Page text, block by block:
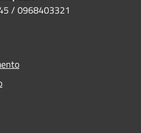
/ 0968403321